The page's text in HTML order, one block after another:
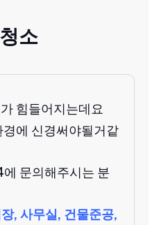
소
힘들어지는데요
에 신경써야될거같
문의해주시는 분
, 사무실, 건물준공,